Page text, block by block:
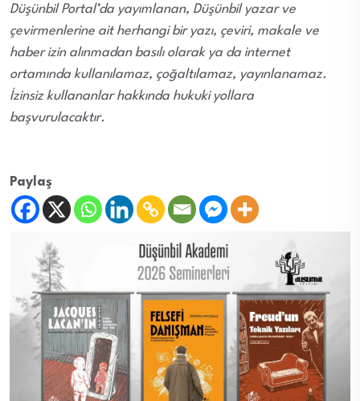
Düşünbil Portal’da yayımlanan, Düşünbil yazar ve
çevirmenlerine ait herhangi bir yazı, çeviri, makale ve
haber izin alınmadan basılı olarak ya da internet
ortamında kullanılamaz, çoğaltılamaz, yayınlanamaz.
İzinsiz kullananlar hakkında hukuki yollara
başvurulacaktır.
Paylaş